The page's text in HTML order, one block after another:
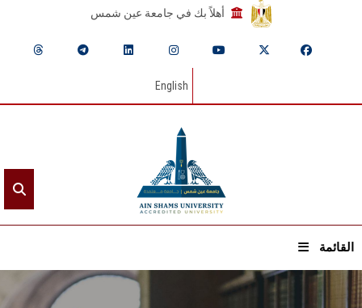
أهلاً بك في جامعة عين شمس
English
القائمة
الرئيسيـة